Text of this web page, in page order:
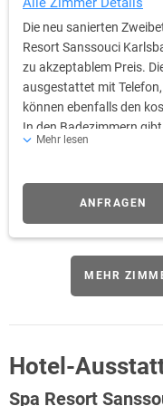
Die neu sanierten
Resort Sanssouci
zu akzeptablem Preis.
ausgestattet mit
können ebenfalls den
In den Badezimmern
Haartrockner und
stehen Ihnen die
Bademantel,
Die Zimmer haben Balkon.
Mehr lesen
ANFRAGEN
MEHR
Hotel-
Spa Resort